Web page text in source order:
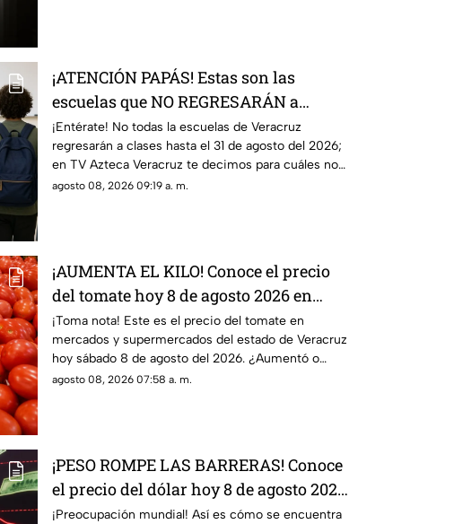
¡ATENCIÓN PAPÁS! Estas son las
escuelas que NO REGRESARÁN a
CLASES este 31 de agosto 2026 en
Veracruz
¡Entérate! No todas la escuelas de Veracruz
regresarán a clases hasta el 31 de agosto del 2026;
en TV Azteca Veracruz te decimos para cuáles no
aplicará.
agosto 08, 2026 09:19 a. m.
¡AUMENTA EL KILO! Conoce el precio
del tomate hoy 8 de agosto 2026 en
Veracruz
¡Toma nota! Este es el precio del tomate en
mercados y supermercados del estado de Veracruz
hoy sábado 8 de agosto del 2026. ¿Aumentó o
subió más?
agosto 08, 2026 07:58 a. m.
¡PESO ROMPE LAS BARRERAS! Conoce
el precio del dólar hoy 8 de agosto 2026
en Veracruz
¡Preocupación mundial! Así es cómo se encuentra